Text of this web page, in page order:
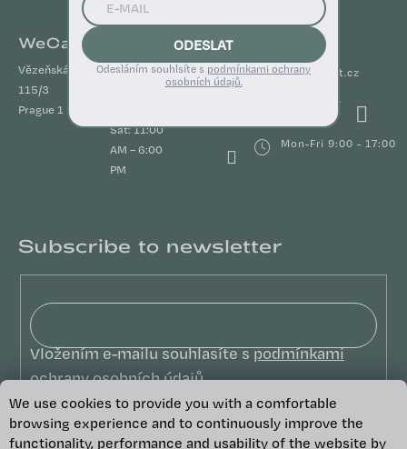
We use cookies to provide you with a comfortable
browsing experience and to continuously improve the
functionality, performance and usability of the website by
WeCare STORE
Vězeňská
115/3
Prague 1
Mon – Fri:
10:00 AM –
Sat: 11:00
AM – 6:00
PM
Contact
info@wecareabout.cz
+420 722 366 848
Mon-Fri 9:00 - 17:00
Subscribe to newsletter
Vložením e-mailu souhlasíte spodmínkami
ochrany osobních údajů
SUBSCRIBE
ODESLAT
Odesláním souhlsíte s podmínkami ochrany
osobních údajů.